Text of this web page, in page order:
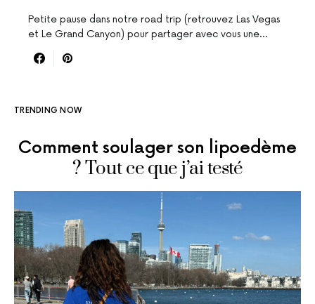
Petite pause dans notre road trip (retrouvez Las Vegas
et Le Grand Canyon) pour partager avec vous une…
TRENDING NOW
Comment soulager son lipoedème
? Tout ce que j’ai testé